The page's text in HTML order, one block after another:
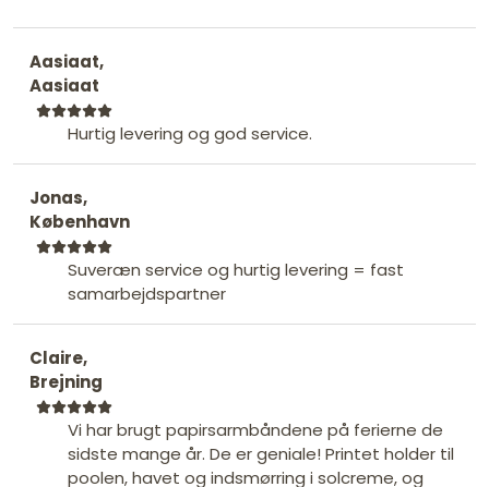
Aasiaat,
Aasiaat
Hurtig levering og god service.
Jonas,
København
Suveræn service og hurtig levering = fast
samarbejdspartner
Claire,
Brejning
Vi har brugt papirsarmbåndene på ferierne de
sidste mange år. De er geniale! Printet holder til
poolen, havet og indsmørring i solcreme, og